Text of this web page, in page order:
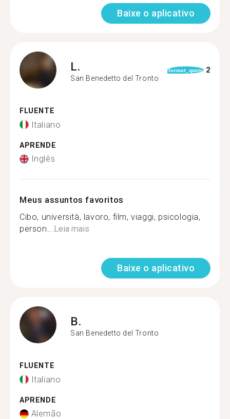
Baixe o aplicativo
L.
San Benedetto del Tronto
format_quote 2
FLUENTE
Italiano
APRENDE
Inglês
Meus assuntos favoritos
Cibo, università, lavoro, film, viaggi, psicologia,
person...Leia mais
Baixe o aplicativo
B.
San Benedetto del Tronto
FLUENTE
Italiano
APRENDE
Alemão